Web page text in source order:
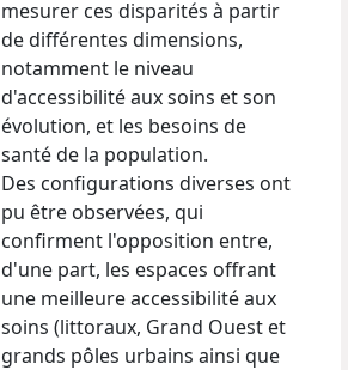
mesurer ces disparités à partir
de différentes dimensions,
notamment le niveau
d'accessibilité aux soins et son
évolution, et les besoins de
santé de la population.
Des configurations diverses ont
pu être observées, qui
confirment l'opposition entre,
d'une part, les espaces offrant
une meilleure accessibilité aux
soins (littoraux, Grand Ouest et
grands pôles urbains ainsi que